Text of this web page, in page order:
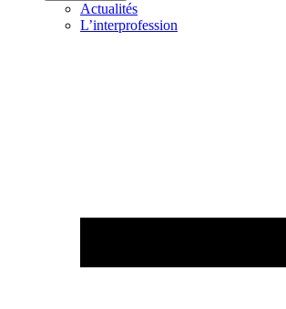
Actualités
L’interprofession